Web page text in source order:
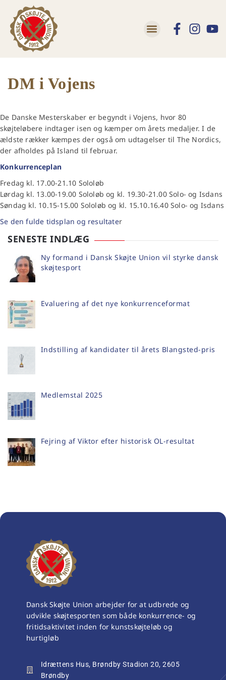
DM i Vojens
De Danske Mesterskaber er begyndt i Vojens, hvor 80
skøjteløbere indtager isen og kæmper om årets medaljer. I de
ældste rækker kæmpes der også om udtagelser til The Nordics,
der afholdes på Island til februar.
Konkurrenceplan
Fredag kl. 17.00-21.10 Sololøb
Lørdag kl. 13.00-19.00 Sololøb og kl. 19.30-21.00 Solo- og Isdans
Søndag kl. 10.15-15.00 Sololøb og kl. 15.10.16.40 Solo- og Isdans
Se den fulde tidsplan og resultater
SENESTE INDLÆG
Ny formand i Dansk Skøjte Union vil styrke dansk
skøjtesport
Evaluering af det nye konkurrenceformat
Indstilling af kandidater til årets Blangsted-pris
Medlemstal 2025
Fejring af Viktor efter historisk OL-resultat
Dansk Skøjte Union arbejder for at udbrede og
udvikle skøjtesporten som både konkurrence- og
fritidsaktivitet inden for kunstskøjteløb og
hurtigløb
Idrættens Hus, Brøndby Stadion 20, 2605
Brøndby